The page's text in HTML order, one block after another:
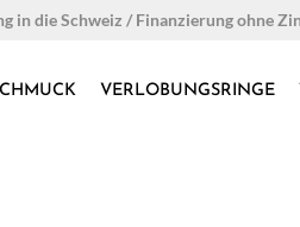
in die Schweiz / Finanzierung ohne
VERLOBUNGSRINGE